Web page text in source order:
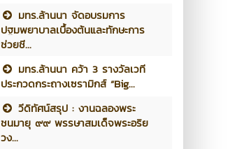
มทร.ล้านนา จัดอบรมการ
ปฐมพยาบาลเบื้องต้นและทักษะการ
ช่วยชี...
มทร.ล้านนา คว้า 3 รางวัลเวที
ประกวดกระถางเซรามิกส์ “Big...
วีดิทัศน์สรุป : งานฉลองพระ
ชนมายุ ๙๙ พรรษาสมเด็จพระอริย
วง...